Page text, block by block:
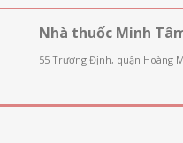
Nhà thuốc Minh
55 Trương Định, quận Hoàng